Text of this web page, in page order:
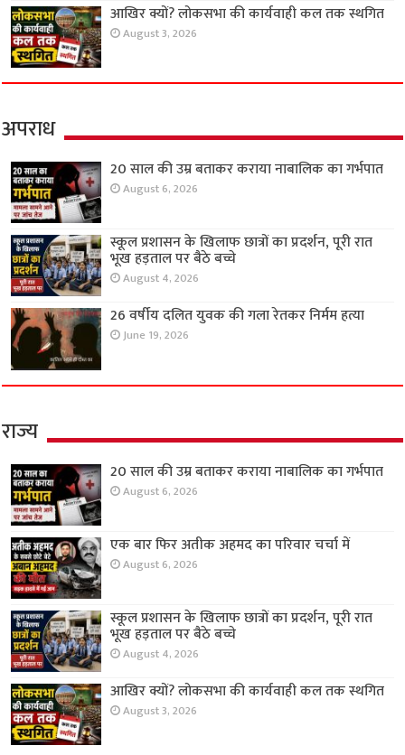
आखिर क्यों? लोकसभा की कार्यवाही कल तक स्थगित
August 3, 2026
अपराध
20 साल की उम्र बताकर कराया नाबालिक का गर्भपात
August 6, 2026
स्कूल प्रशासन के खिलाफ छात्रों का प्रदर्शन, पूरी रात
भूख हड़ताल पर बैठे बच्चे
August 4, 2026
26 वर्षीय दलित युवक की गला रेतकर निर्मम हत्या
June 19, 2026
राज्य
20 साल की उम्र बताकर कराया नाबालिक का गर्भपात
August 6, 2026
एक बार फिर अतीक अहमद का परिवार चर्चा में
August 6, 2026
स्कूल प्रशासन के खिलाफ छात्रों का प्रदर्शन, पूरी रात
भूख हड़ताल पर बैठे बच्चे
August 4, 2026
आखिर क्यों? लोकसभा की कार्यवाही कल तक स्थगित
August 3, 2026